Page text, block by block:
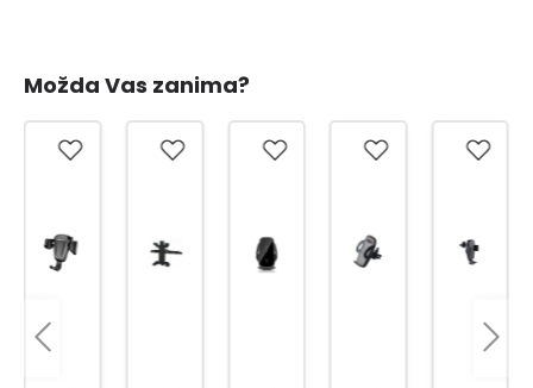
Možda Vas zanima?